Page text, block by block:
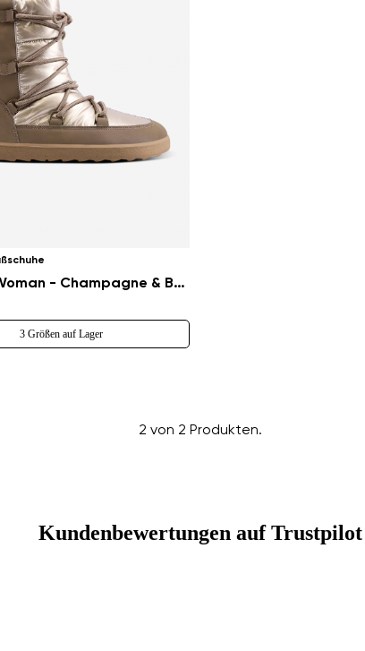
Snowfox Woman - Champagne & Brown
3 Größen auf Lager
2 von 2 Produkten.
Kundenbewertungen auf Trustpilot